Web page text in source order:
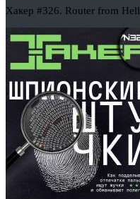
Хакер #326. Router from Hell